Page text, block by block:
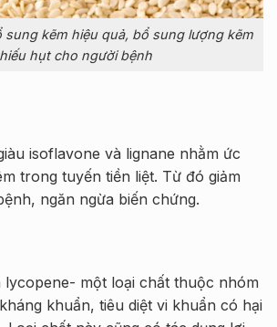
sung kẽm hiệu quả, bổ sung lượng kẽm
hụt cho người bệnh
isoflavone và lignane nhằm ức
trong tuyến tiền liệt. Từ đó giảm
ngăn ngừa biến chứng.
lycopene- một loại chất thuộc nhóm
khuẩn, tiêu diệt vi khuẩn có hại